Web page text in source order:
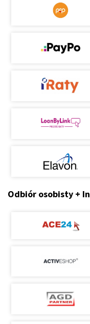
Odbiór osobisty +